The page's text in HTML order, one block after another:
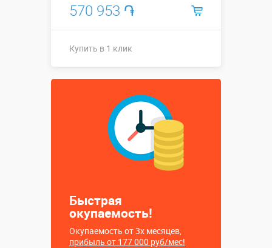
570 953 ֏
Купить в 1 клик
подиумом 2 х
1 х 1,8 м
Больше деталей →
Купить в 1 клик
Быстрая
окупаемость!
Окупаемость от 3х месяцев,
прибыль от 177 000 руб/мес!